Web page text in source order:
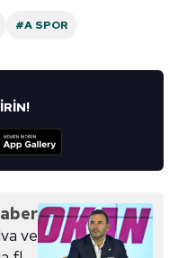
amaçlarıyla
kullanılacaktır.
yer alan panel
ilişkin detaylı bilgi
#A SPOR
ve